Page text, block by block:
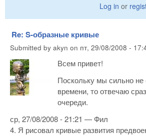
Log in or
Re: S-образные кривые
Submitted by akyn on пт, 29/08/2008 -
Всем привет!
Поскольку мы сильно не
времени, то отвечаю
очереди.
ср, 27/08/2008 - 21:21 — Фил
4. Я рисовал кривые развития